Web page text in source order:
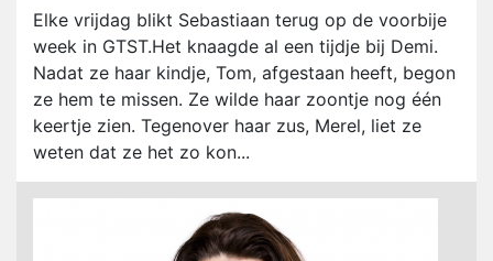
Elke vrijdag blikt Sebastiaan terug op de voorbije
week in GTST.Het knaagde al een tijdje bij Demi.
Nadat ze haar kindje, Tom, afgestaan heeft, begon
ze hem te missen. Ze wilde haar zoontje nog één
keertje zien. Tegenover haar zus, Merel, liet ze
weten dat ze het zo kon...